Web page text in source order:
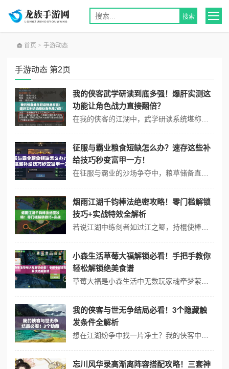
首页 > 手游动态
手游动态 第2页
我的侠客武学研读到底多强！爆肝实测这
功能让角色战力直接翻倍？
征服与霸业粮食短缺怎么办？速存这些补
给技巧秒变富甲一方！
烟雨江湖千钧棒法绝密攻略！零门槛解锁
技巧+实战特效全解析
小森生活草莓大福解锁必看！手把手教你
轻松解锁绝美食谱
我的侠客与世无争结局必看！3个隐藏触
发条件全解析
忘川风华录高渐离阵容搭配攻略！三套神